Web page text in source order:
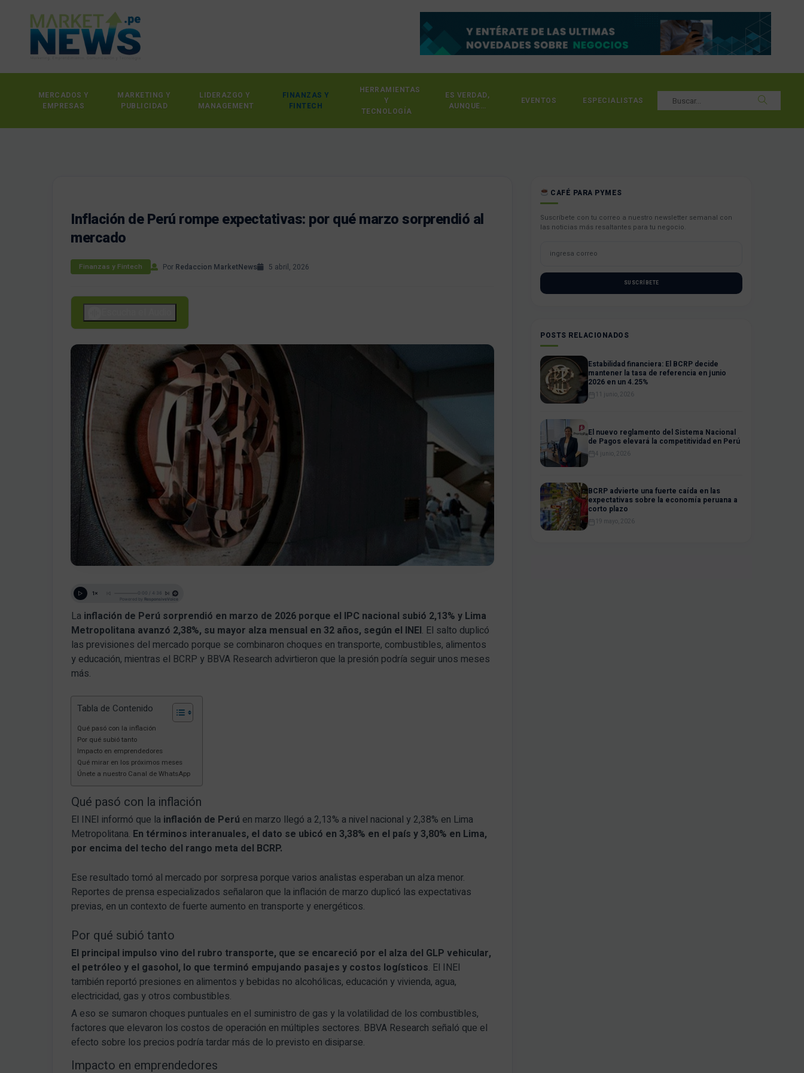
MERCADOS Y
EMPRESAS
MARKETING Y
PUBLICIDAD
LIDERAZGO Y
MANAGEMENT
FINANZAS Y
FINTECH
HERRAMIENTAS
Y
TECNOLOGÍA
ES VERDAD,
AUNQUE…
EVENTOS ESPECIALISTAS
Inflación de Perú rompe expectativas: por qué marzo sorprendió al
mercado
Finanzas y Fintech Por Redaccion MarketNews 5 abril, 2026
La inflación de Perú sorprendió en marzo de 2026 porque el IPC nacional subió 2,13% y Lima
Metropolitana avanzó 2,38%, su mayor alza mensual en 32 años, según el INEI. El salto duplicó
las previsiones del mercado porque se combinaron choques en transporte, combustibles, alimentos
y educación, mientras el BCRP y BBVA Research advirtieron que la presión podría seguir unos meses
más.
Tabla de Contenido
Qué pasó con la inflación
Por qué subió tanto
Impacto en emprendedores
Qué mirar en los próximos meses
Únete a nuestro Canal de WhatsApp
Qué pasó con la inflación
El INEI informó que la inflación de Perú en marzo llegó a 2,13% a nivel nacional y 2,38% en Lima
Metropolitana. En términos interanuales, el dato se ubicó en 3,38% en el país y 3,80% en Lima,
por encima del techo del rango meta del BCRP.
Ese resultado tomó al mercado por sorpresa porque varios analistas esperaban un alza menor.
Reportes de prensa especializados señalaron que la inflación de marzo duplicó las expectativas
previas, en un contexto de fuerte aumento en transporte y energéticos.
Por qué subió tanto
El principal impulso vino del rubro transporte, que se encareció por el alza del GLP vehicular,
el petróleo y el gasohol, lo que terminó empujando pasajes y costos logísticos. El INEI
también reportó presiones en alimentos y bebidas no alcohólicas, educación y vivienda, agua,
electricidad, gas y otros combustibles.
A eso se sumaron choques puntuales en el suministro de gas y la volatilidad de los combustibles,
factores que elevaron los costos de operación en múltiples sectores. BBVA Research señaló que el
efecto sobre los precios podría tardar más de lo previsto en disiparse.
Impacto en emprendedores
CAFÉ PARA PYMES
Suscríbete con tu correo a nuestro newsletter semanal con
las noticias más resaltantes para tu negocio.
SUSCRÍBETE
POSTS RELACIONADOS
Estabilidad financiera: El BCRP decide
mantener la tasa de referencia en junio
2026 en un 4.25%
11 junio, 2026
El nuevo reglamento del Sistema Nacional
de Pagos elevará la competitividad en Perú
4 junio, 2026
BCRP advierte una fuerte caída en las
expectativas sobre la economía peruana a
corto plazo
19 mayo, 2026